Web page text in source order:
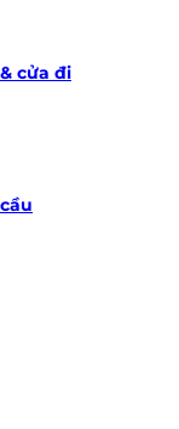
cửa đi